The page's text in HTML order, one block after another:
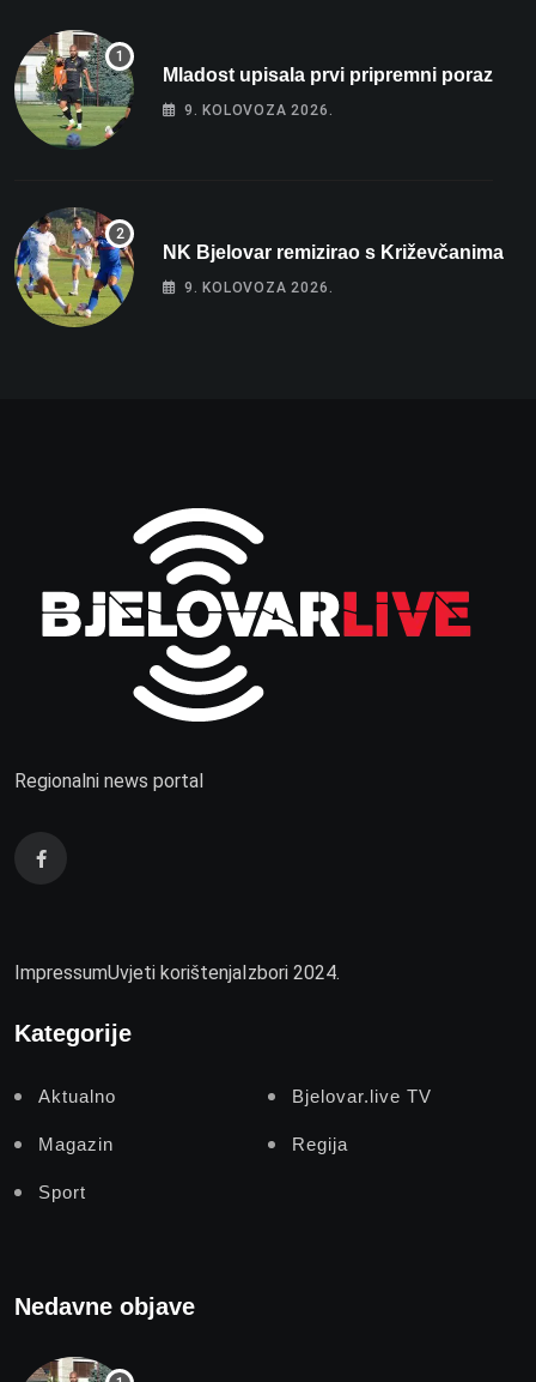
Mladost upisala prvi pripremni poraz
9. KOLOVOZA 2026.
NK Bjelovar remizirao s Križevčanima
9. KOLOVOZA 2026.
Regionalni news portal
ImpressumUvjeti korištenjaIzbori 2024.
Kategorije
Aktualno Bjelovar.live TV
Magazin Regija
Sport
Nedavne objave